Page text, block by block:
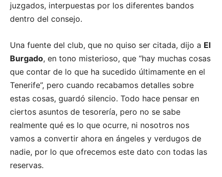
juzgados, interpuestas por los diferentes bandos
dentro del consejo.
Una fuente del club, que no quiso ser citada, dijo a El
Burgado, en tono misterioso, que “hay muchas cosas
que contar de lo que ha sucedido últimamente en el
Tenerife”, pero cuando recabamos detalles sobre
estas cosas, guardó silencio. Todo hace pensar en
ciertos asuntos de tesorería, pero no se sabe
realmente qué es lo que ocurre, ni nosotros nos
vamos a convertir ahora en ángeles y verdugos de
nadie, por lo que ofrecemos este dato con todas las
reservas.